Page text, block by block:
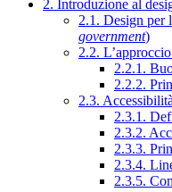
2. Introduzione al
2.1. Design per
government)
2.2.
2.2.1.
2.2.2.
2.3. Accessibilità
2.3.1.
2.3.2.
2.3.3.
2.3.4.
2.3.5.